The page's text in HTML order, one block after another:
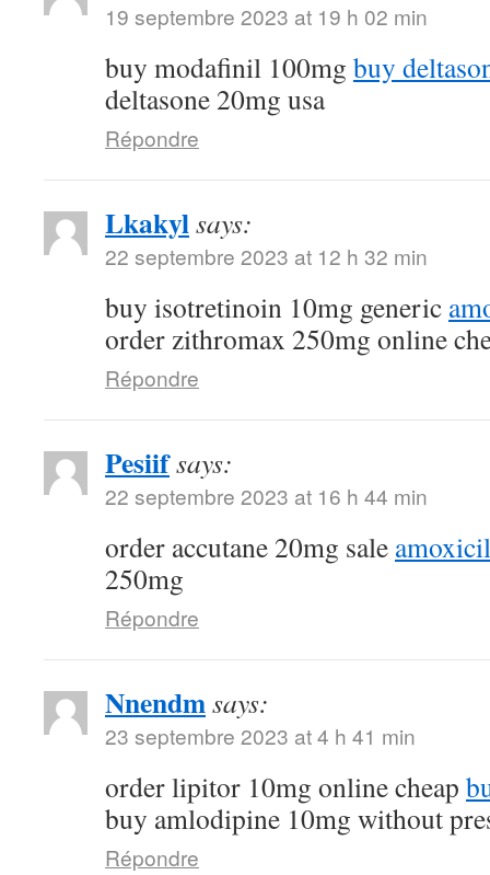
19 septembre 2023 at 19 h 02 min
buy modafinil 100mg buy
deltasone 20mg usa
Répondre
Lkakylsays:
22 septembre 2023 at 12 h 32 min
buy isotretinoin 10mg generic
order zithromax 250mg online
Répondre
Pesiifsays:
22 septembre 2023 at 16 h 44 min
order accutane 20mg sale
250mg
Répondre
Nnendmsays:
23 septembre 2023 at 4 h 41 min
order lipitor 10mg online cheap
buy amlodipine 10mg without
Répondre